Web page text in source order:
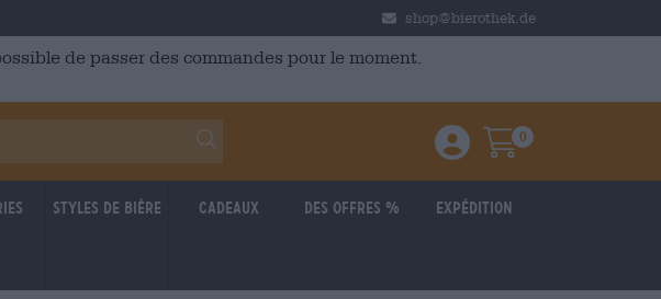
shop@bierothek.de
de passer des commandes pour le moment.
Einloggen / Anmelden
Warenkorb
0
Styles de bière Cadeaux Des offres % Expédition